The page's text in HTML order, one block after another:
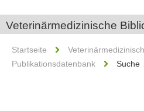
Veterinärmedizinische
Startseite
Publikationsdatenbank
Suche